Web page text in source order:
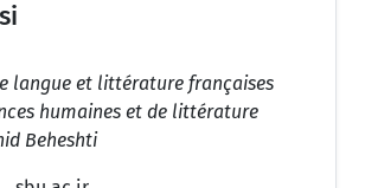
langue et littérature françaises
humaines et de littérature
Beheshti